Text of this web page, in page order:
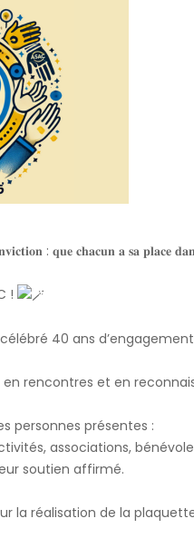
: 𝐪𝐮𝐞 𝐜𝐡𝐚𝐜𝐮𝐧 𝐚 𝐬𝐚 𝐩𝐥𝐚𝐜𝐞
!
40 ans
rencontres et en
personnes présentes :
associations,
soutien affirmé.
la réalisation de la